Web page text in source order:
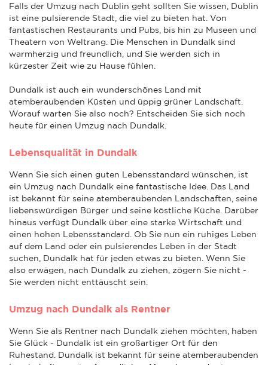
Falls der Umzug nach Dublin geht sollten Sie wissen, Dublin
ist eine pulsierende Stadt, die viel zu bieten hat. Von
fantastischen Restaurants und Pubs, bis hin zu Museen und
Theatern von Weltrang. Die Menschen in Dundalk sind
warmherzig und freundlich, und Sie werden sich in
kürzester Zeit wie zu Hause fühlen.
Dundalk ist auch ein wunderschönes Land mit
atemberaubenden Küsten und üppig grüner Landschaft.
Worauf warten Sie also noch? Entscheiden Sie sich noch
heute für einen Umzug nach Dundalk.
Lebensqualität in Dundalk
Wenn Sie sich einen guten Lebensstandard wünschen, ist
ein Umzug nach Dundalk eine fantastische Idee. Das Land
ist bekannt für seine atemberaubenden Landschaften, seine
liebenswürdigen Bürger und seine köstliche Küche. Darüber
hinaus verfügt Dundalk über eine starke Wirtschaft und
einen hohen Lebensstandard. Ob Sie nun ein ruhiges Leben
auf dem Land oder ein pulsierendes Leben in der Stadt
suchen, Dundalk hat für jeden etwas zu bieten. Wenn Sie
also erwägen, nach Dundalk zu ziehen, zögern Sie nicht -
Sie werden nicht enttäuscht sein.
Umzug nach Dundalk als Rentner
Wenn Sie als Rentner nach Dundalk ziehen möchten, haben
Sie Glück - Dundalk ist ein großartiger Ort für den
Ruhestand. Dundalk ist bekannt für seine atemberaubenden